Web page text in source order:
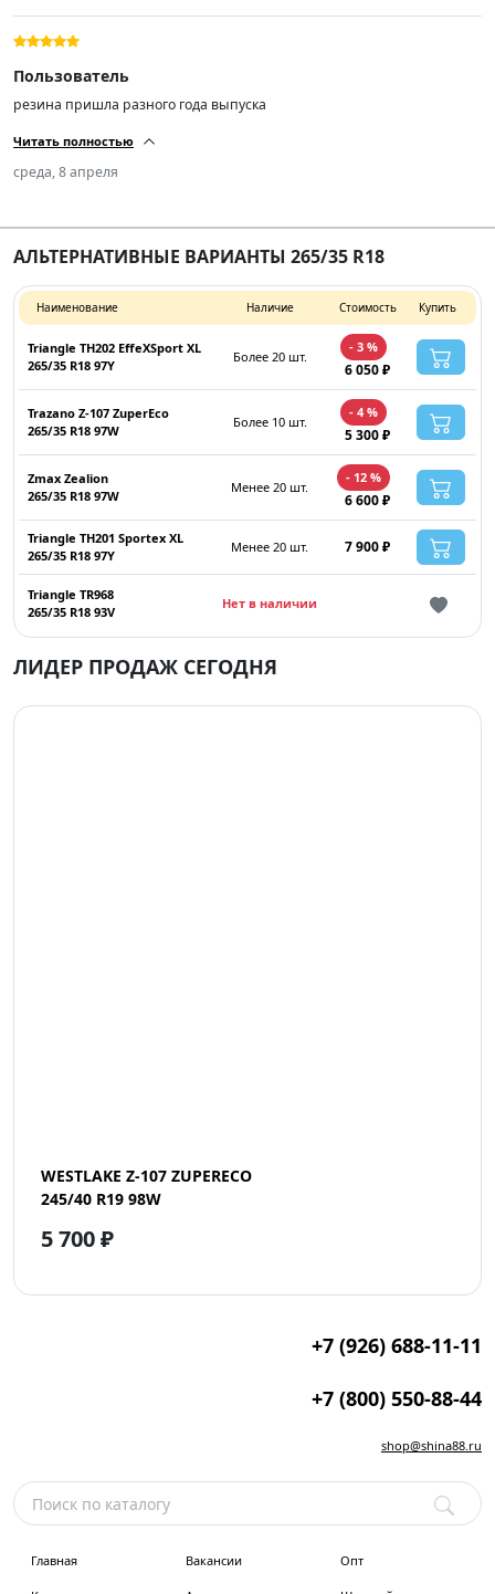
Пользователь
резина пришла разного года выпуска
Читать полностью
среда, 8 апреля
АЛЬТЕРНАТИВНЫЕ ВАРИАНТЫ 265/35 R18
Наименование Наличие Стоимость Купить
Triangle TH202 EffeXSport XL
265/35 R18 97Y
Более 20 шт.
- 3 %
6 050 ₽
Trazano Z-107 ZuperEco
265/35 R18 97W
Более 10 шт.
- 4 %
5 300 ₽
Zmax Zealion
265/35 R18 97W
Менее 20 шт.
- 12 %
6 600 ₽
Triangle TH201 Sportex XL
265/35 R18 97Y
Менее 20 шт. 7 900 ₽
Triangle TR968
265/35 R18 93V
Нет в наличии
ЛИДЕР ПРОДАЖ СЕГОДНЯ
WESTLAKE Z-107 ZUPERECO
245/40 R19 98W
5 700 ₽
+7 (926) 688-11-11
+7 (800) 550-88-44
shop@shina88.ru
Главная Вакансии Опт